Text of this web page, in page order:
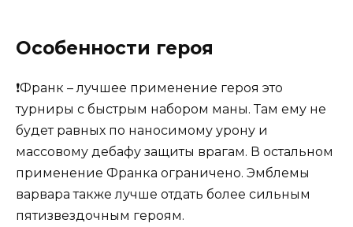
Особенности героя
❗Франк – лучшее применение героя это
турниры с быстрым набором маны. Там ему не
будет равных по наносимому урону и
массовому дебафу защиты врагам. В остальном
применение Франка ограничено. Эмблемы
варвара также лучше отдать более сильным
пятизвездочным героям.